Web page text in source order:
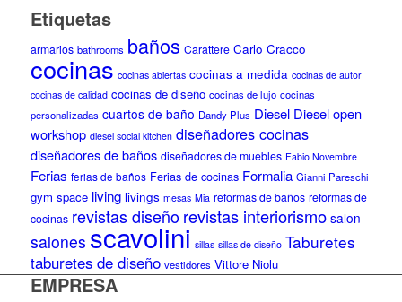
Etiquetas
armarios bathrooms baños Carattere Carlo Cracco
cocinas cocinas abiertas cocinas a medida cocinas de autor
cocinas de calidad cocinas de diseño cocinas de lujo cocinas
personalizadas cuartos de baño Dandy Plus Diesel Diesel open
workshop diesel social kitchen diseñadores cocinas
diseñadores de baños diseñadores de muebles Fabio Novembre
Ferias ferias de baños Ferias de cocinas Formalia Gianni Pareschi
gym space living livings mesas Mia reformas de baños reformas de
cocinas revistas diseño revistas interiorismo salon
salones scavolini sillas sillas de diseño Taburetes
taburetes de diseño vestidores Vittore Niolu
EMPRESA